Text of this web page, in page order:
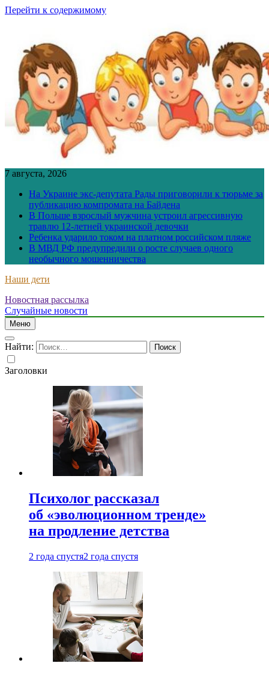
Перейти к содержимому
7 августа, 2026
На Украине экс-депутата Рады приговорили к тюрьме за
публикацию компромата на Байдена
В Польше взрослый мужчина устроил агрессивную
травлю 12-летней украинской девочки
Ребенка ударило током на платном российском пляже
В МВД РФ предупредили о росте случаев одного
необычного мошенничества
Наши дети
Новостная рассылка
Случайные новости
Меню
Найти:
Заголовки
Психолог рассказал
об «эволюционном тренде»
на продление детства
2 года спустя2 года спустя